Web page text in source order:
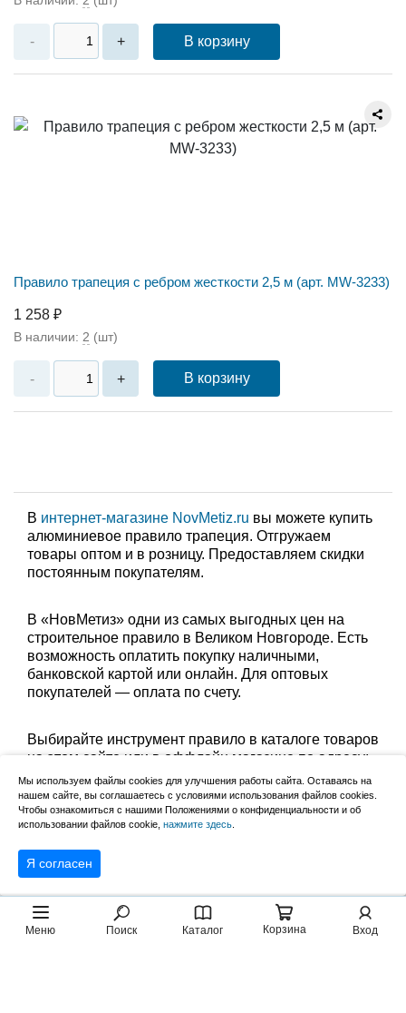
Меню Поиск Каталог Корзина Вход
- + В корзину
Правило трапеция c ребром жесткости 2,5 м (арт. MW-3233)
1 258 ₽
В наличии: 2 (шт)
- + В корзину
В интернет-магазине NovMetiz.ru вы можете купить
алюминиевое правило трапеция. Отгружаем
товары оптом и в розницу. Предоставляем скидки
постоянным покупателям.
В «НовМетиз» одни из самых выгодных цен на
строительное правило в Великом Новгороде. Есть
возможность оплатить покупку наличными,
банковской картой или онлайн. Для оптовых
покупателей — оплата по счету.
Выбирайте инструмент правило в каталоге товаров
на этом сайте или в оффлайн магазине по адресу:
Великий Новгород, Сырковское шоссе, 8а (по
будням с 9:00 до 17:00, в субботу с 9:00 до 13:00).
Забрать заказ можно лично в пункте выдачи или
оформить доставку до дома.
Мы используем файлы cookies для улучшения работы сайта. Оставаясь на
нашем сайте, вы соглашаетесь с условиями использования файлов cookies.
Чтобы ознакомиться с нашими Положениями о конфиденциальности и об
использовании файлов cookie, нажмите здесь
Я согласен